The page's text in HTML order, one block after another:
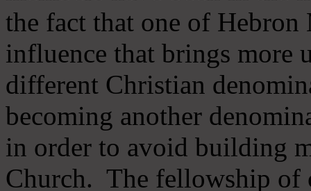
the fact that one of
influence that brings more
different Christian
becoming another
in order to avoid building
Church. The fellowship of